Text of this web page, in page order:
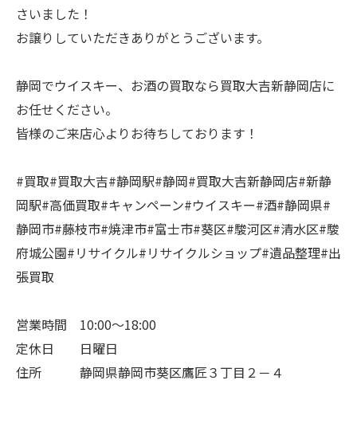
さいました！
お譲りしていただきありがとうございます。
静岡でウイスキー、お酒の買取なら買取大吉新静岡店に
お任せください。
皆様のご来店心よりお待ちしております！
#買取#買取大吉#静岡駅#静岡#買取大吉新静岡店#新静
岡駅#高価買取#キャンペーン#ウイスキー#酒#静岡県#
静岡市#藤枝市#焼津市#富士市#葵区#駿河区#清水区#駿
府城公園#リサイクル#リサイクルショップ#遺品整理#出
張買取
営業時間 10:00～18:00
定休日 日曜日
住所 静岡県静岡市葵区鷹匠３丁目２－４